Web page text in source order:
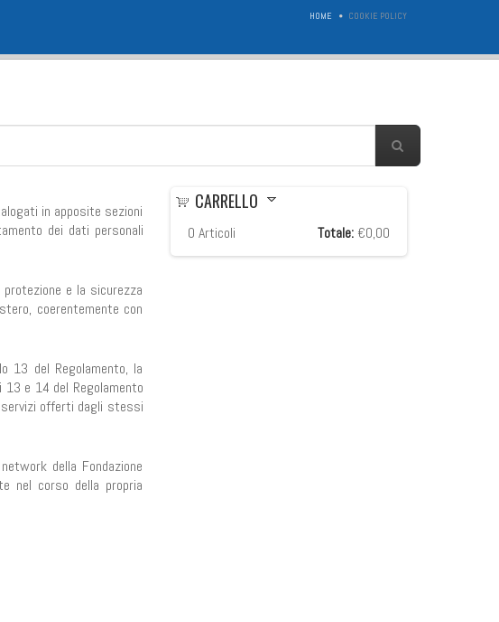
HOME COOKIE POLICY
in apposite sezioni
dei dati personali
e la sicurezza
coerentemente con
13 del Regolamento, la
e 14 del Regolamento
offerti dagli stessi
della Fondazione
nel corso della propria
CARRELLO
0 Articoli Totale: €0,00